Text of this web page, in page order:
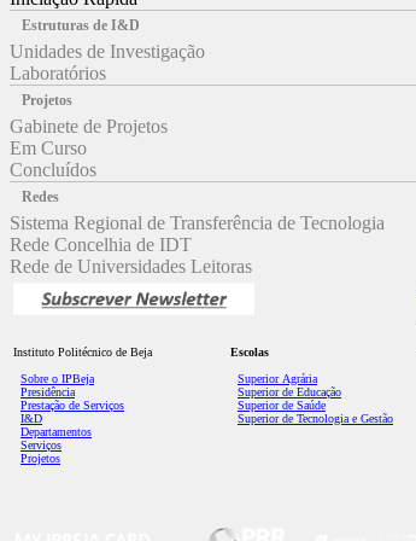
Estruturas de I&D
Unidades de Investigação
Laboratórios
Projetos
Gabinete de Projetos
Em Curso
Concluídos
Redes
Sistema Regional de Transferência de Tecnologia
Rede Concelhia de IDT
Rede de Universidades Leitoras
Instituto Politécnico de Beja
Sobre o IPBeja
Presidência
Prestação de Serviços
I&D
Departamentos
Serviços
Projetos
Escolas
Superior Agrária
Superior de Educação
Superior de Saúde
Superior de Tecnologia e Gestão